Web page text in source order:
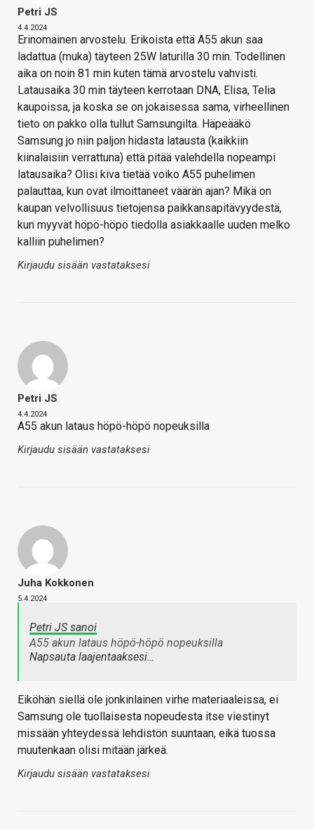
Petri JS
4.4.2024
Erinomainen arvostelu. Erikoista että A55 akun saa
ladattua (muka) täyteen 25W laturilla 30 min. Todellinen
aika on noin 81 min kuten tämä arvostelu vahvisti.
Latausaika 30 min täyteen kerrotaan DNA, Elisa, Telia
kaupoissa, ja koska se on jokaisessa sama, virheellinen
tieto on pakko olla tullut Samsungilta. Häpeääkö
Samsung jo niin paljon hidasta latausta (kaikkiin
kiinalaisiin verrattuna) että pitää valehdella nopeampi
latausaika? Olisi kiva tietää voiko A55 puhelimen
palauttaa, kun ovat ilmoittaneet väärän ajan? Mikä on
kaupan velvollisuus tietojensa paikkansapitävyydestä,
kun myyvät höpö-höpö tiedolla asiakkaalle uuden melko
kalliin puhelimen?
Kirjaudu sisään vastataksesi
Petri JS
4.4.2024
A55 akun lataus höpö-höpö nopeuksilla
Kirjaudu sisään vastataksesi
Juha Kokkonen
5.4.2024
Petri JS sanoi
A55 akun lataus höpö-höpö nopeuksilla
Napsauta laajentaaksesi…
Eiköhän siellä ole jonkinlainen virhe materiaaleissa, ei
Samsung ole tuollaisesta nopeudesta itse viestinyt
missään yhteydessä lehdistön suuntaan, eikä tuossa
muutenkaan olisi mitään järkeä.
Kirjaudu sisään vastataksesi